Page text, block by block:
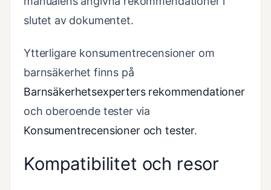
slutet av dokumentet.
Ytterligare konsumentrecensioner om
barnsäkerhet finns på
Barnsäkerhetsexperters rekommendationer
och oberoende tester via
Konsumentrecensioner och tester.
Kompatibilitet och resor